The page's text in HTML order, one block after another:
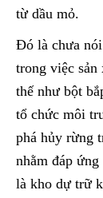
từ dầu mỏ.
Đó là chưa
trong việc
thế như bột
tổ chức môi
phá hủy rừng
nhằm đáp
là kho dự trữ